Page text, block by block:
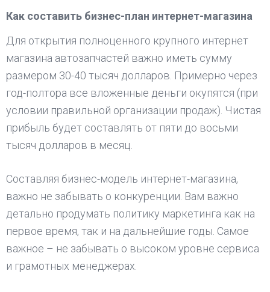
Как составить бизнес-план интернет-магазина
Для открытия полноценного крупного интернет
магазина автозапчастей важно иметь сумму
размером 30-40 тысяч долларов. Примерно через
год-полтора все вложенные деньги окупятся (при
условии правильной организации продаж). Чистая
прибыль будет составлять от пяти до восьми
тысяч долларов в месяц.
Составляя бизнес-модель интернет-магазина,
важно не забывать о конкуренции. Вам важно
детально продумать политику маркетинга как на
первое время, так и на дальнейшие годы. Самое
важное – не забывать о высоком уровне сервиса
и грамотных менеджерах.